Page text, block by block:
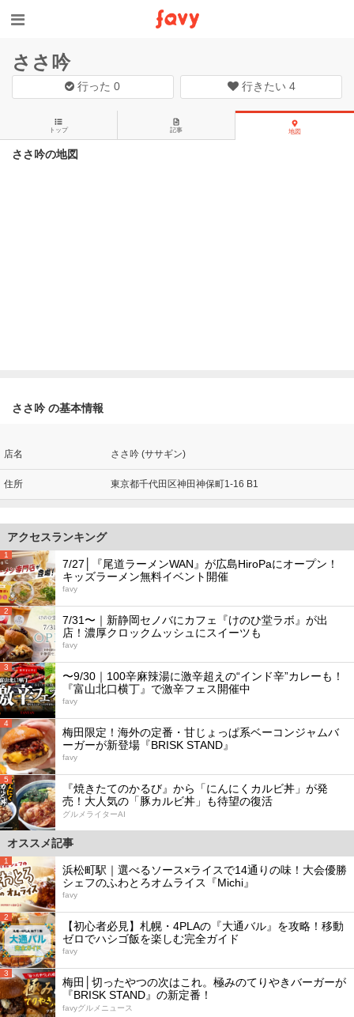
ささ吟
行った0 行きたい 4
トップ 記事 地図
ささ吟の地図
ささ吟 の基本情報
店名 ささ吟 (ササギン)
住所 東京都千代田区神田神保町1-16 B1
アクセスランキング
1
7/27│『尾道ラーメンWAN』が広島HiroPaにオープン！
キッズラーメン無料イベント開催
favy
2
7/31〜｜新静岡セノバにカフェ『けのひ堂ラボ』が出
店！濃厚クロックムッシュにスイーツも
favy
3
〜9/30｜100辛麻辣湯に激辛超えの“インド辛”カレーも！
『富山北口横丁』で激辛フェス開催中
favy
4
梅田限定！海外の定番・甘じょっぱ系ベーコンジャムバ
ーガーが新登場『BRISK STAND』
favy
5
『焼きたてのかるび』から「にんにくカルビ丼」が発
売！大人気の「豚カルビ丼」も待望の復活
グルメライターAI
オススメ記事
1
浜松町駅｜選べるソース×ライスで14通りの味！大会優勝
シェフのふわとろオムライス『Michi』
favy
2
【初心者必見】札幌・4PLAの『大通バル』を攻略！移動
ゼロでハシゴ飯を楽しむ完全ガイド
favy
3
梅田│切ったやつの次はこれ。極みのてりやきバーガーが
『BRISK STAND』の新定番！
favyグルメニュース